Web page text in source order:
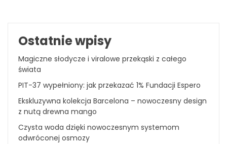
Ostatnie wpisy
Magiczne słodycze i viralowe przekąski z całego
świata
PIT-37 wypełniony: jak przekazać 1% Fundacji Espero
Ekskluzywna kolekcja Barcelona – nowoczesny design
z nutą drewna mango
Czysta woda dzięki nowoczesnym systemom
odwróconej osmozy